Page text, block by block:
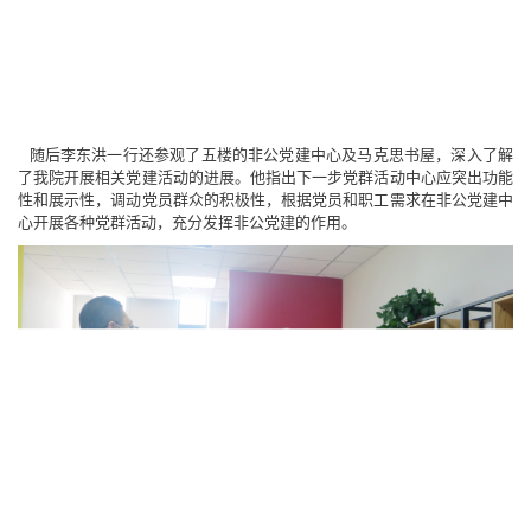
随后李东洪一行还参观了五楼的非公党建中心及马克思书屋，深入了解
了我院开展相关党建活动的进展。他指出下一步党群活动中心应突出功能
性和展示性，调动党员群众的积极性，根据党员和职工需求在非公党建中
心开展各种党群活动，充分发挥非公党建的作用。